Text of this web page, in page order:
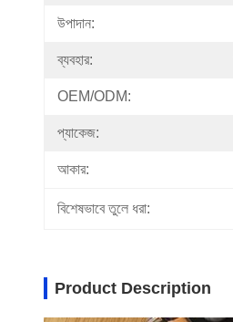
উপাদান:
ব্যবহার:
OEM/ODM:
প্যাকেজ:
আকার:
বিশেষভাবে তুলে ধরা:
Product Description